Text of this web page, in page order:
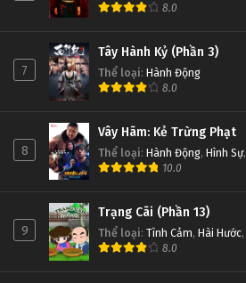
8.0
7
Tây Hành Kỷ (Phần 3)
Thể loại: Hành Động
8.0
8
Vây Hãm: Kẻ Trừng Phạt
Thể loại: Hành Động, Hình Sự,
10.0
9
Trạng Cãi (Phần 13)
Thể loại: Tình Cảm, Hài Hước,
8.0